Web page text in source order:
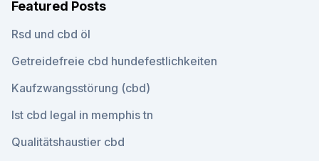
Featured Posts
Rsd und cbd öl
Getreidefreie cbd hundefestlichkeiten
Kaufzwangsstörung (cbd)
Ist cbd legal in memphis tn
Qualitätshaustier cbd